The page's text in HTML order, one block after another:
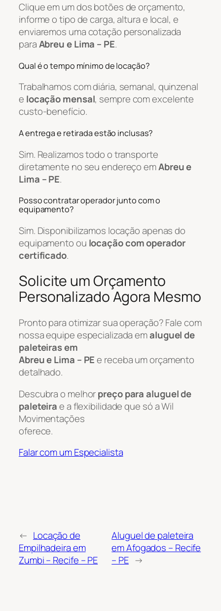
Clique em um dos botões de orçamento,
informe o tipo de carga, altura e local, e
enviaremos uma cotação personalizada
paraAbreu e Lima – PE.
Qual é o tempo mínimo de locação?
Trabalhamos com diária, semanal, quinzenal
e locação mensal, sempre com excelente
custo-benefício.
A entrega e retirada estão inclusas?
Sim. Realizamos todo o transporte
diretamente no seu endereço emAbreu e
Lima – PE.
Posso contratar operador junto com o
equipamento?
Sim. Disponibilizamos locação apenas do
equipamento ou locação com operador
certificado.
Solicite um Orçamento
Personalizado Agora Mesmo
Pronto para otimizar sua operação? Fale com
nossa equipe especializada emaluguel de
paleteiras em
Abreu e Lima – PEe receba um orçamento
detalhado.
Descubra o melhorpreço para aluguel de
paleteirae a flexibilidade que só a Wil
Movimentações
oferece.
Falar com um Especialista
← Locação de
Empilhadeira em
Zumbi – Recife – PE
Aluguel de paleteira
em Afogados – Recife
– PE →